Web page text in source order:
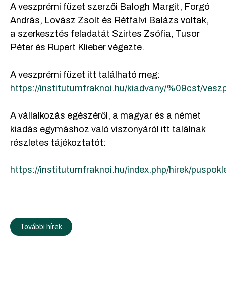
A veszprémi füzet szerzői Balogh Margit, Forgó
András, Lovász Zsolt és Rétfalvi Balázs voltak,
a szerkesztés feladatát Szirtes Zsófia, Tusor
Péter és Rupert Klieber végezte.
A veszprémi füzet itt található meg:
https://institutumfraknoi.hu/kiadvany/%09cst/
A vállalkozás egészéről, a magyar és a német
kiadás egymáshoz való viszonyáról itt találnak
részletes tájékoztatót:
https://institutumfraknoi.hu/index.php/hirek/
További hírek